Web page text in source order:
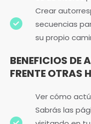
Crear
secuencias
su propio
BENEFICIOS DE
FRENTE OTRAS
Ver cómo
Sabrás las